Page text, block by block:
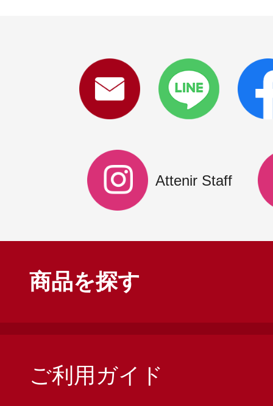
Attenir Staff
商品を探す
ご利用ガイド